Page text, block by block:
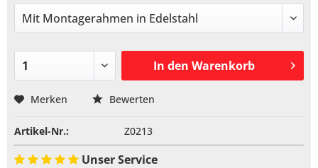
In den Warenkorb
Merken Bewerten
Artikel-Nr.: Z0213
Unser Service